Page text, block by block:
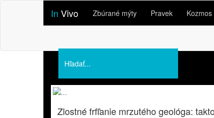
In Vivo Zbúrané mýty Pravek Kozmos
Podporte nás
O nás
Prednášky
Zlostné frfľanie mrzutého geológa: